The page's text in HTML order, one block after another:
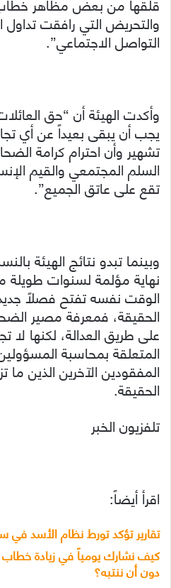
والتحريض التي رافقت
التواصل الاجتماعي”.
وأكدت الهيئة أن “حق
يجب أن يبقى بعيداً عن أي
تشهير وأن احترام كرامة
السلم المجتمعي والقيم
تقع على عاتق الجميع”.
وبينما تبدو نتائج الهيئة
نهاية مؤلمة لسنوات طويلة
الوقت نفسه تفتح فصلاً
الحقيقة، فمعرفة مصير
على طريق العدالة، لكنها
المتعلقة بمحاسبة
المفقودين الآخرين الذين ما
الحقيقة.
تلفزيون الخبر
اقرأ أيضاً:
تقارير تؤكد تورط نظام الأسد في
كيف نشارك يومياً في زيادة خطاب
دون أن ننتبه؟